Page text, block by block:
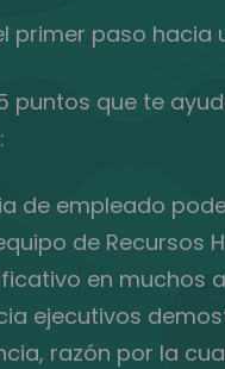
primer paso hacia
puntos que te
de empleado
de Recursos
en muchos
ejecutivos
razón por la